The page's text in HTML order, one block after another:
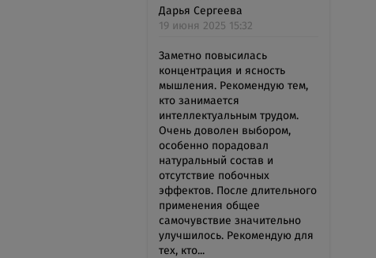
Дарья Сергеева
19 июня 2025 15:32
Заметно повысилась
концентрация и ясность
мышления. Рекомендую тем,
кто занимается
интеллектуальным трудом.
Очень доволен выбором,
особенно порадовал
натуральный состав и
отсутствие побочных
эффектов. После длительного
применения общее
самочувствие значительно
улучшилось. Рекомендую для
тех, кто...